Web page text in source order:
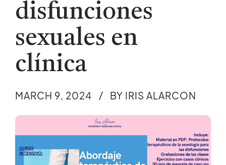
disfunciones
sexuales en
clínica
MARCH 9, 2024 BY IRIS ALARCON